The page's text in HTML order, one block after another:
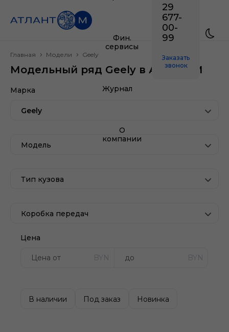
Фин.
сервисы
Журнал
О
компании
29
677-
00-
99
Заказать
звонок
Главная Модели Geely
Модельный ряд Geely в Атлант-М
Марка
Geely
Модель
Тип кузова
Коробка передач
Цена
BYN BYN
В наличии Под заказ Новинка